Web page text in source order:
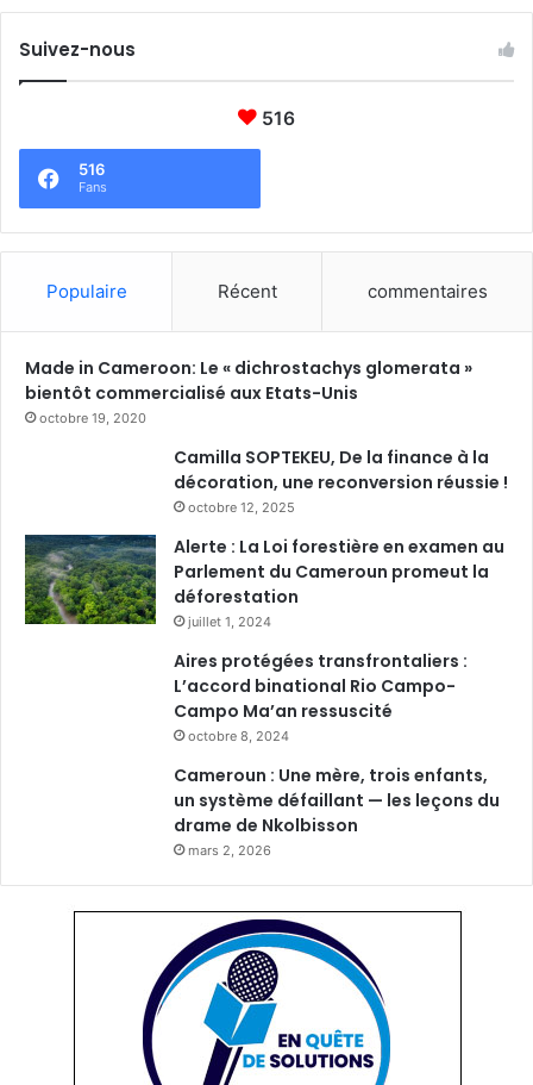
u
l
a
t
é
Suivez-nous
516
516
Fans
Populaire Récent commentaires
Made in Cameroon: Le « dichrostachys glomerata »
bientôt commercialisé aux Etats-Unis
octobre 19, 2020
Camilla SOPTEKEU, De la finance à la
décoration, une reconversion réussie !
octobre 12, 2025
Alerte : La Loi forestière en examen au
Parlement du Cameroun promeut la
déforestation
juillet 1, 2024
Aires protégées transfrontaliers :
L’accord binational Rio Campo-
Campo Ma’an ressuscité
octobre 8, 2024
Cameroun : Une mère, trois enfants,
un système défaillant — les leçons du
drame de Nkolbisson
mars 2, 2026